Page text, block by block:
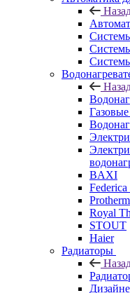
BAXI
Protherm
Royal
STOUT
Haier
Радиаторы